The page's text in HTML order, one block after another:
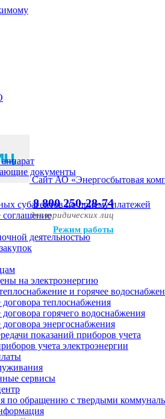
Сайт АО «Энергосбытовая
8 800 250-28-74
для юридических лиц
Режим работы
документы
субагентов по приему платежей
соглашение
деятельностью
на электроэнергию
и горячее
теплоснабжения
горячего водоснабжения
энергоснабжения
показаний приборов учета
учета электроэнергии
сервисы
по обращению с твердыми